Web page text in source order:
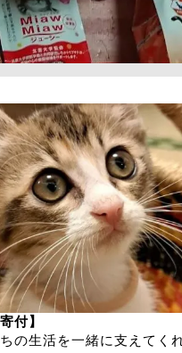
付】
の生活を一緒に支えてく